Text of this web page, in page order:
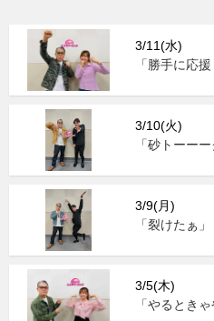
3/11(水)
「勝手に応援
3/10(火)
「砂トーーー
3/9(月)
「裂けたぁ」
3/5(木)
「やるとき